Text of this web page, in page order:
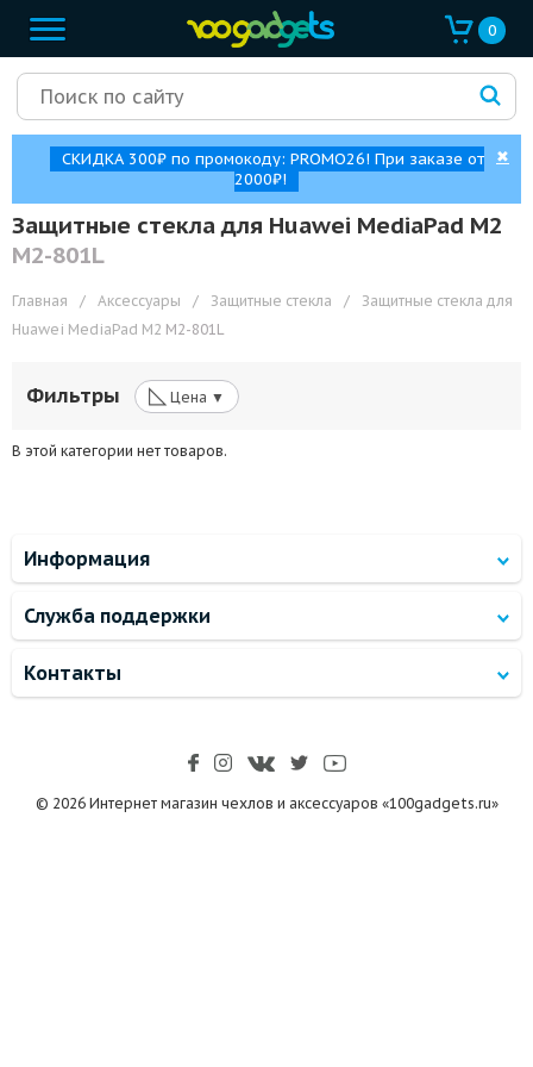
0
СКИДКА 300₽ по промокоду: PROMO26! При заказе от
2000₽!
✖
Защитные стекла для Huawei MediaPad M2
M2-801L
Главная / Аксессуары / Защитные стекла /
Защитные стекла для
Huawei MediaPad M2 M2-801L
Фильтры ◺ Цена ▼
В этой категории нет товаров.
Информация
Служба поддержки
Контакты
© 2026 Интернет магазин чехлов и аксессуаров «100gadgets.ru»